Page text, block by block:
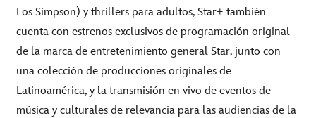
Los Simpson) y thrillers para adultos, Star+ también
cuenta con estrenos exclusivos de programación original
de la marca de entretenimiento general Star, junto con
una colección de producciones originales de
Latinoamérica, y la transmisión en vivo de eventos de
música y culturales de relevancia para las audiencias de la